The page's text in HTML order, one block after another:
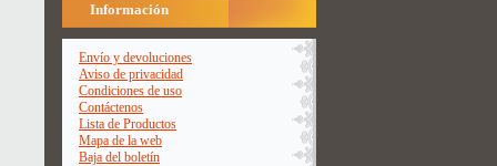
Información
Envío y devoluciones
Aviso de privacidad
Condiciones de uso
Contáctenos
Lista de Productos
Mapa de la web
Baja del boletín